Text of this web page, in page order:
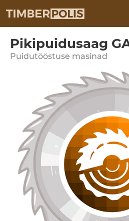
Pikipuidusaag
Puidutööstuse masinad